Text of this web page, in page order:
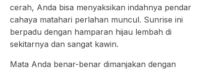
cerah, Anda bisa menyaksikan indahnya pendar
cahaya matahari perlahan muncul. Sunrise ini
berpadu dengan hamparan hijau lembah di
sekitarnya dan sangat kawin.
Mata Anda benar-benar dimanjakan dengan